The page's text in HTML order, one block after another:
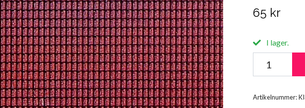
65 kr
I lager.
Artikelnummer: